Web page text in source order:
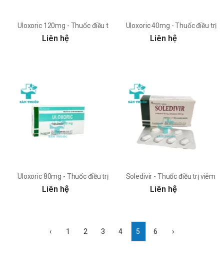
Uloxoric 120mg - Thuốc điều trị bệnh gout của Hera
Liên hệ
Uloxoric 40mg - Thuốc điều trị
Liên hệ
Uloxoric 80mg - Thuốc điều trị tăng axit uric máu của Hera
Liên hệ
Soledivir - Thuốc điều trị viêm
Liên hệ
‹ 1 2 3 4 5 6 ›